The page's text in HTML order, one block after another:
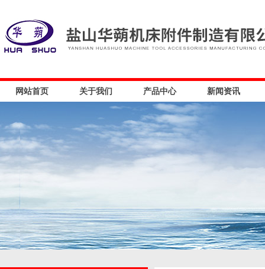
网站首页 关于我们 产品中心 新闻资讯